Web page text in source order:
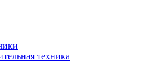
техника